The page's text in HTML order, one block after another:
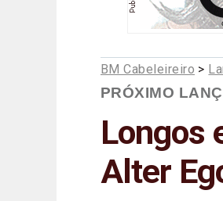
BM Cabeleireiro >
PRÓXIMO
Longos
Alter